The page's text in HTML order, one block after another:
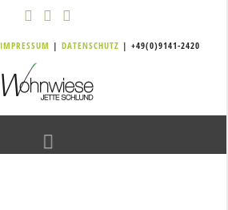
IMPRESSUM | DATENSCHUTZ | +49(0)9141-2420